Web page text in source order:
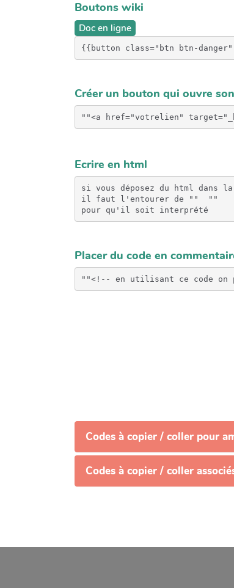
Boutons wiki
Doc en ligne
{{button class="btn btn-
Créer un bouton qui ouvre
Ecrire en html
si vous déposez du html dans
il faut l'entourer de ""
""
pour qu'il soit interprété
Placer du code en
Codes à copier / coller pour
Codes à copier / coller